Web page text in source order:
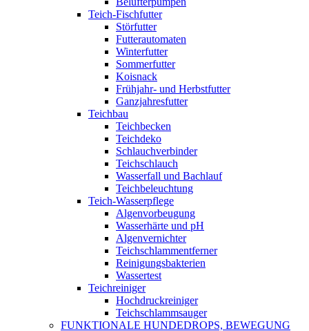
Teich-Fischfutter
Störfutter
Futterautomaten
Winterfutter
Sommerfutter
Koisnack
Frühjahr- und Herbstfutter
Ganzjahresfutter
Teichbau
Teichbecken
Teichdeko
Schlauchverbinder
Teichschlauch
Wasserfall und Bachlauf
Teichbeleuchtung
Teich-Wasserpflege
Algenvorbeugung
Wasserhärte und pH
Algenvernichter
Teichschlammentferner
Reinigungsbakterien
Wassertest
Teichreiniger
Hochdruckreiniger
Teichschlammsauger
FUNKTIONALE HUNDEDROPS, BEWEGUNG